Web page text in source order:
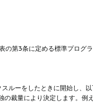
の第3条に定める標準プログ
ルーをしたときに開始し、
の裁量により決定します。例